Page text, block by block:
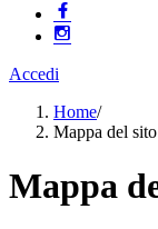
Accedi
Home/
Mappa del sito
Mappa